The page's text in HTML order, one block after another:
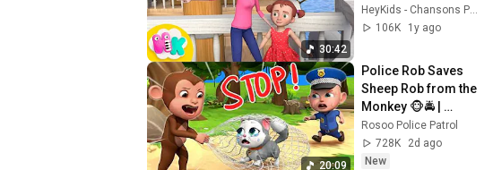
30:42
Enfants | HeyKids
en Français
106K
1y ago
20:09
Police Rob Saves
Sheep Rob from the
Monkey 🐵🚔 |
Rosoo Police
Patrol
Rosoo Police Patrol
728K
2d ago
New